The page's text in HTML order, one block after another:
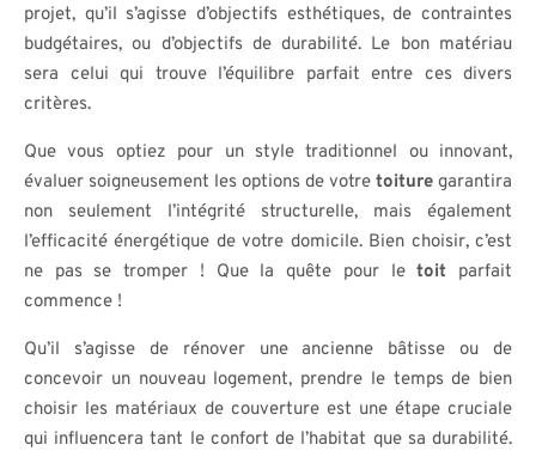
projet, qu’il s’agisse d’objectifs esthétiques, de contraintes
budgétaires, ou d’objectifs de durabilité. Le bon matériau
sera celui qui trouve l’équilibre parfait entre ces divers
critères.
Que vous optiez pour un style traditionnel ou innovant,
évaluer soigneusement les options de votre toiture garantira
non seulement l’intégrité structurelle, mais également
l’efficacité énergétique de votre domicile. Bien choisir, c’est
ne pas se tromper ! Que la quête pour letoit parfait
commence !
Qu’il s’agisse de rénover une ancienne bâtisse ou de
concevoir un nouveau logement, prendre le temps de bien
choisir les matériaux de couverture est une étape cruciale
qui influencera tant le confort de l’habitat que sa durabilité.